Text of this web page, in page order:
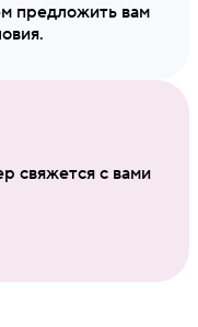
предложить вам
свяжется с вами